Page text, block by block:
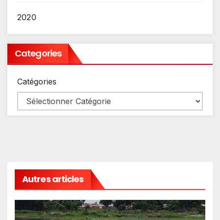
2020
Categories
Catégories
Autres articles